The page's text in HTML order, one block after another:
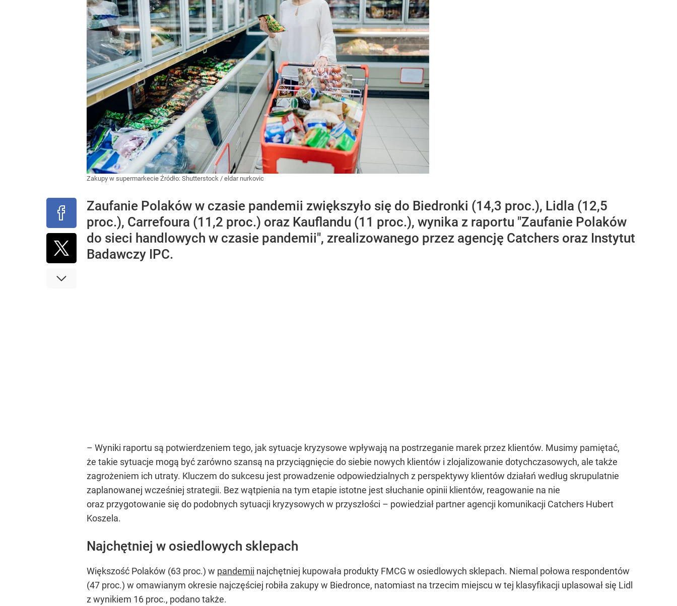
Zakupy w supermarkecie Źródło: Shutterstock / eldar nurkovic
Zaufanie Polaków w czasie pandemii zwiększyło się do Biedronki (14,3 proc.), Lidla (12,5
proc.), Carrefoura (11,2 proc.) oraz Kauflandu (11 proc.), wynika z raportu "Zaufanie Polaków
do sieci handlowych w czasie pandemii", zrealizowanego przez agencję Catchers oraz Instytut
Badawczy IPC.
– Wyniki raportu są potwierdzeniem tego, jak sytuacje kryzysowe wpływają na postrzeganie marek przez klientów. Musimy pamiętać,
że takie sytuacje mogą być zarówno szansą na przyciągnięcie do siebie nowych klientów i zlojalizowanie dotychczasowych, ale także
zagrożeniem ich utraty. Kluczem do sukcesu jest prowadzenie odpowiedzialnych z perspektywy klientów działań według skrupulatnie
zaplanowanej wcześniej strategii. Bez wątpienia na tym etapie istotne jest słuchanie opinii klientów, reagowanie na nie
oraz przygotowanie się do podobnych sytuacji kryzysowych w przyszłości – powiedział partner agencji komunikacji Catchers Hubert
Koszela.
Najchętniej w osiedlowych sklepach
Większość Polaków (63 proc.) w pandemii najchętniej kupowała produkty FMCG w osiedlowych sklepach. Niemal połowa respondentów
(47 proc.) w omawianym okresie najczęściej robiła zakupy w Biedronce, natomiast na trzecim miejscu w tej klasyfikacji uplasował się Lidl
z wynikiem 16 proc., podano także.